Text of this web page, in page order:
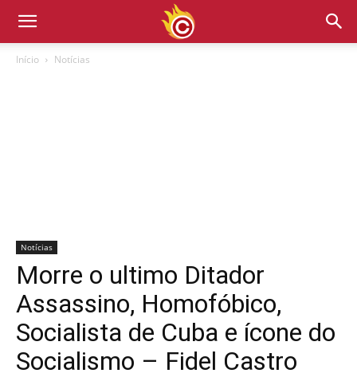
Início Notícias
Notícias
Morre o ultimo Ditador
Assassino, Homofóbico,
Socialista de Cuba e ícone do
Socialismo – Fidel Castro